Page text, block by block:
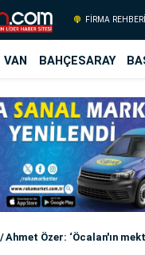
FİRMA REHBERİ
VAN BAHÇESARAY
Ahmet Özer: ‘Öcalan'ın mektubu okunuyor, ben